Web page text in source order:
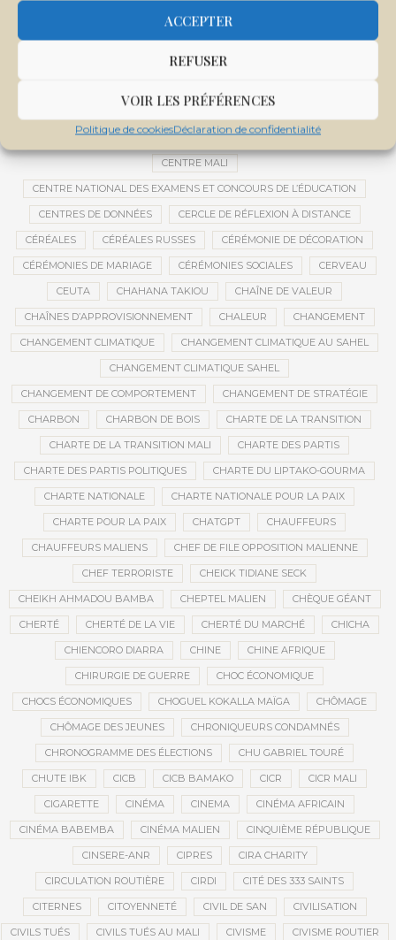
ACCEPTER
REFUSER
VOIR LES PRÉFÉRENCES
Politique de cookiesDéclaration de confidentialité
CENTRALE SOLAIRE DE SANANKOROBA
CENTRE INTERNATIONAL DE CONFÉRENCES DE BAMAKO
CENTRE MALI
CENTRE NATIONAL DES EXAMENS ET CONCOURS DE L’ÉDUCATION
CENTRES DE DONNÉES CERCLE DE RÉFLEXION À DISTANCE
CÉRÉALES CÉRÉALES RUSSES CÉRÉMONIE DE DÉCORATION
CÉRÉMONIES DE MARIAGE CÉRÉMONIES SOCIALES CERVEAU
CEUTA CHAHANA TAKIOU CHAÎNE DE VALEUR
CHAÎNES D’APPROVISIONNEMENT CHALEUR CHANGEMENT
CHANGEMENT CLIMATIQUE CHANGEMENT CLIMATIQUE AU SAHEL
CHANGEMENT CLIMATIQUE SAHEL
CHANGEMENT DE COMPORTEMENT CHANGEMENT DE STRATÉGIE
CHARBON CHARBON DE BOIS CHARTE DE LA TRANSITION
CHARTE DE LA TRANSITION MALI CHARTE DES PARTIS
CHARTE DES PARTIS POLITIQUES CHARTE DU LIPTAKO-GOURMA
CHARTE NATIONALE CHARTE NATIONALE POUR LA PAIX
CHARTE POUR LA PAIX CHATGPT CHAUFFEURS
CHAUFFEURS MALIENS CHEF DE FILE OPPOSITION MALIENNE
CHEF TERRORISTE CHEICK TIDIANE SECK
CHEIKH AHMADOU BAMBA CHEPTEL MALIEN CHÈQUE GÉANT
CHERTÉ CHERTÉ DE LA VIE CHERTÉ DU MARCHÉ CHICHA
CHIENCORO DIARRA CHINE CHINE AFRIQUE
CHIRURGIE DE GUERRE CHOC ÉCONOMIQUE
CHOCS ÉCONOMIQUES CHOGUEL KOKALLA MAÏGA CHÔMAGE
CHÔMAGE DES JEUNES CHRONIQUEURS CONDAMNÉS
CHRONOGRAMME DES ÉLECTIONS CHU GABRIEL TOURÉ
CHUTE IBK CICB CICB BAMAKO CICR CICR MALI
CIGARETTE CINÉMA CINEMA CINÉMA AFRICAIN
CINÉMA BABEMBA CINÉMA MALIEN CINQUIÈME RÉPUBLIQUE
CINSERE-ANR CIPRES CIRA CHARITY
CIRCULATION ROUTIÈRE CIRDI CITÉ DES 333 SAINTS
CITERNES CITOYENNETÉ CIVIL DE SAN CIVILISATION
CIVILS TUÉS CIVILS TUÉS AU MALI CIVISME CIVISME ROUTIER